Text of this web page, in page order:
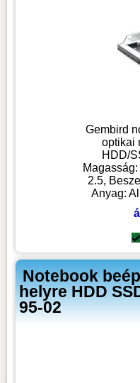
Gembird
optikai
HDD/
2.5,
Anyag:
Notebook
helyre HDD
95-02